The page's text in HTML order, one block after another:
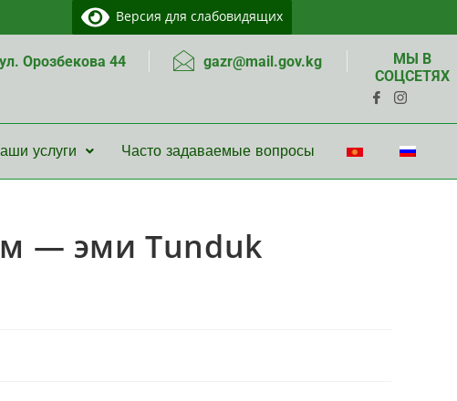
Версия для слабовидящих
Орозбекова 44 gazr@mail.gov.kg
МЫ В
СОЦСЕТЯХ
услуги Часто задаваемые вопросы
— эми Tunduk